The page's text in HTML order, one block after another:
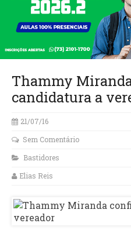
Thammy
candidatura a
21/07/16
Sem Comentário
Bastidores
Elias Reis